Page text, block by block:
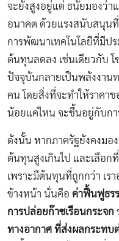
จะยังสูงอยู่แต่ ธนัยมองว่า
อนาคต ด้วยแรงสนับสนุน
การพัฒนาเทคโนโลยีที่มีป
ต้นทุนลดลง เช่นเดียวกับ โ
ปัจจุบันกลายเป็นพลังงาน
คน โดยสิ่งที่จะทำให้ราคา
น้อยแค่ไหน จะขึ้นอยู่กับก
ดังนั้น หากภาครัฐยังคงมอ
ต้นทุนสูงเกินไป และเลือก
เพราะมีต้นทุนที่ถูกกว่า เร
ข้างหน้า นั่นคือ ค่าฟื้นฟูธร
การปล่อยก๊าซเรือนกระจก
ทางอากาศ ที่ส่งผลกระท